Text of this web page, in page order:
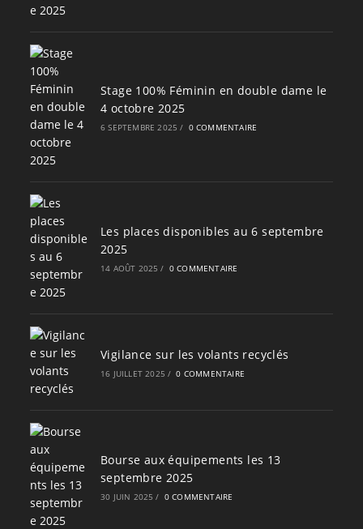
Stage 100% Féminin en double dame le
4 octobre 2025
6 SEPTEMBRE 2025 / 0 COMMENTAIRE
Les places disponibles au 6 septembre
2025
14 AOÛT 2025 / 0 COMMENTAIRE
Vigilance sur les volants recyclés
16 JUILLET 2025 / 0 COMMENTAIRE
Bourse aux équipements les 13
septembre 2025
30 JUIN 2025 / 0 COMMENTAIRE